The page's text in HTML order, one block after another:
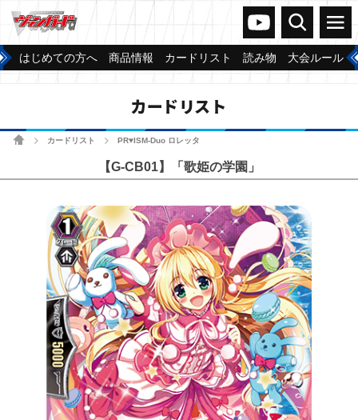
ヴァンガードch
検索 メニュー
はじめての方へ 商品情報 カードリスト 読み物 大会ルール
カードリスト
ホームカードリスト PR♥ISM-Duo ロレッタ
【G-CB01】「歌姫の学園」